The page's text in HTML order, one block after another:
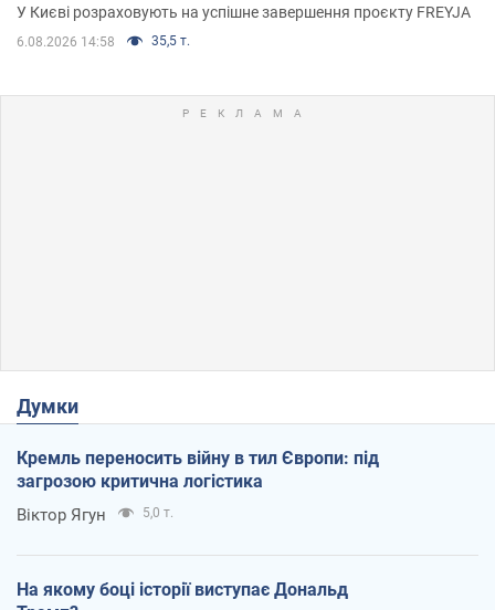
У Києві розраховують на успішне завершення проєкту FREYJA
6.08.2026 14:58 35,5 т.
Думки
Кремль переносить війну в тил Європи: під
загрозою критична логістика
Віктор Ягун 5,0 т.
На якому боці історії виступає Дональд